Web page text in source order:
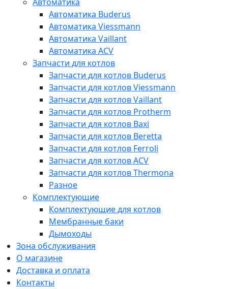
Автоматика
Автоматика Buderus
Автоматика Viessmann
Автоматика Vaillant
Автоматика ACV
Запчасти для котлов
Запчасти для котлов Buderus
Запчасти для котлов Viessmann
Запчасти для котлов Vaillant
Запчасти для котлов Protherm
Запчасти для котлов Baxi
Запчасти для котлов Beretta
Запчасти для котлов Ferroli
Запчасти для котлов ACV
Запчасти для котлов Thermona
Разное
Комплектующие
Комплектующие для котлов
Мембранные баки
Дымоходы
Зона обслуживания
О магазине
Доставка и оплата
Контакты